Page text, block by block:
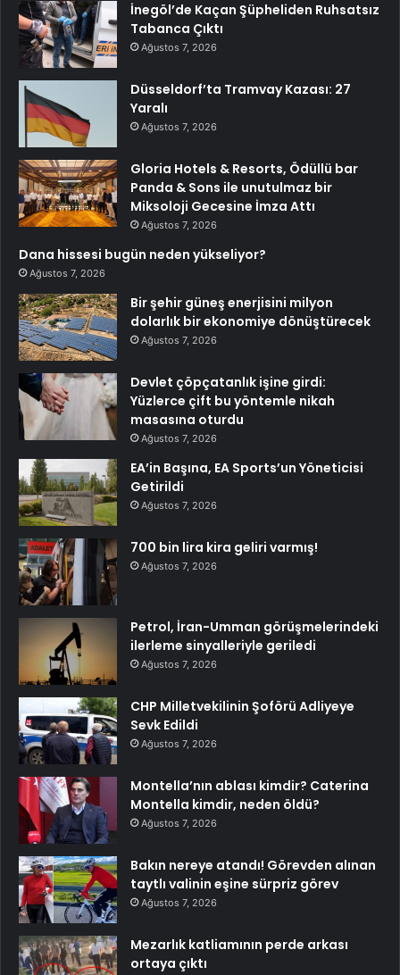
İnegöl’de Kaçan Şüpheliden Ruhsatsız
Tabanca Çıktı
Ağustos 7, 2026
Düsseldorf’ta Tramvay Kazası: 27
Yaralı
Ağustos 7, 2026
Gloria Hotels & Resorts, Ödüllü bar
Panda & Sons ile unutulmaz bir
Miksoloji Gecesine İmza Attı
Ağustos 7, 2026
Dana hissesi bugün neden yükseliyor?
Ağustos 7, 2026
Bir şehir güneş enerjisini milyon
dolarlık bir ekonomiye dönüştürecek
Ağustos 7, 2026
Devlet çöpçatanlık işine girdi:
Yüzlerce çift bu yöntemle nikah
masasına oturdu
Ağustos 7, 2026
EA’in Başına, EA Sports’un Yöneticisi
Getirildi
Ağustos 7, 2026
700 bin lira kira geliri varmış!
Ağustos 7, 2026
Petrol, İran-Umman görüşmelerindeki
ilerleme sinyalleriyle geriledi
Ağustos 7, 2026
CHP Milletvekilinin Şoförü Adliyeye
Sevk Edildi
Ağustos 7, 2026
Montella’nın ablası kimdir? Caterina
Montella kimdir, neden öldü?
Ağustos 7, 2026
Bakın nereye atandı! Görevden alınan
taytlı valinin eşine sürpriz görev
Ağustos 7, 2026
Mezarlık katliamının perde arkası
ortaya çıktı